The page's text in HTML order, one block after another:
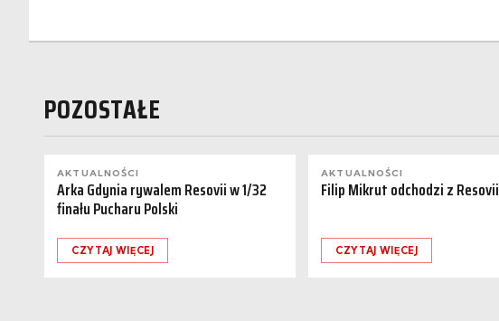
POZOSTAŁE
AKTUALNOŚCI
Arka Gdynia rywalem Resovii w 1/32
finału Pucharu Polski
CZYTAJ WIĘCEJ
AKTUALNOŚCI
Filip Mikrut odchodzi z Resovii
CZYTAJ WIĘCEJ